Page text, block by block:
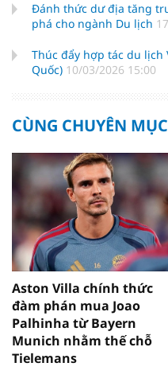
Đánh thức dư địa tăng
phá cho ngành Du lịch
Thúc đẩy hợp tác du lịch
Quốc) 10/03/2026 15:00
CÙNG CHUYÊN MỤC
Aston Villa chính thức
đàm phán mua Joao
Palhinha từ Bayern
Munich nhằm thế chỗ
Tielemans